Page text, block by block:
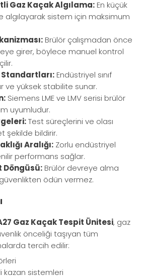
Gaz Kaçak Algılama: En küçük
algılayarak sistem için maksimum
Brülör çalışmadan önce
girer, böylece manuel kontrol
Standartları: Endüstriyel sınıf
ve yüksek stabilite sunar.
Siemens LME ve LMV serisi brülör
uyumludur.
Test süreçlerini ve olası
şekilde bildirir.
Aralığı: Zorlu endüstriyel
performans sağlar.
Döngüsü: Brülör devreye alma
ödün vermez.
Gaz Kaçak Tespit Ünitesi, gaz
önceliği taşıyan tüm
tercih edilir:
kazan sistemleri